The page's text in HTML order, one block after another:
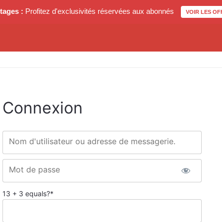
: Profitez d'exclusivités réservées aux abonnés VOIR LES
Connexion
Nom d'utilisateur ou adresse de messagerie.
Mot de passe
13 + 3 equals?*